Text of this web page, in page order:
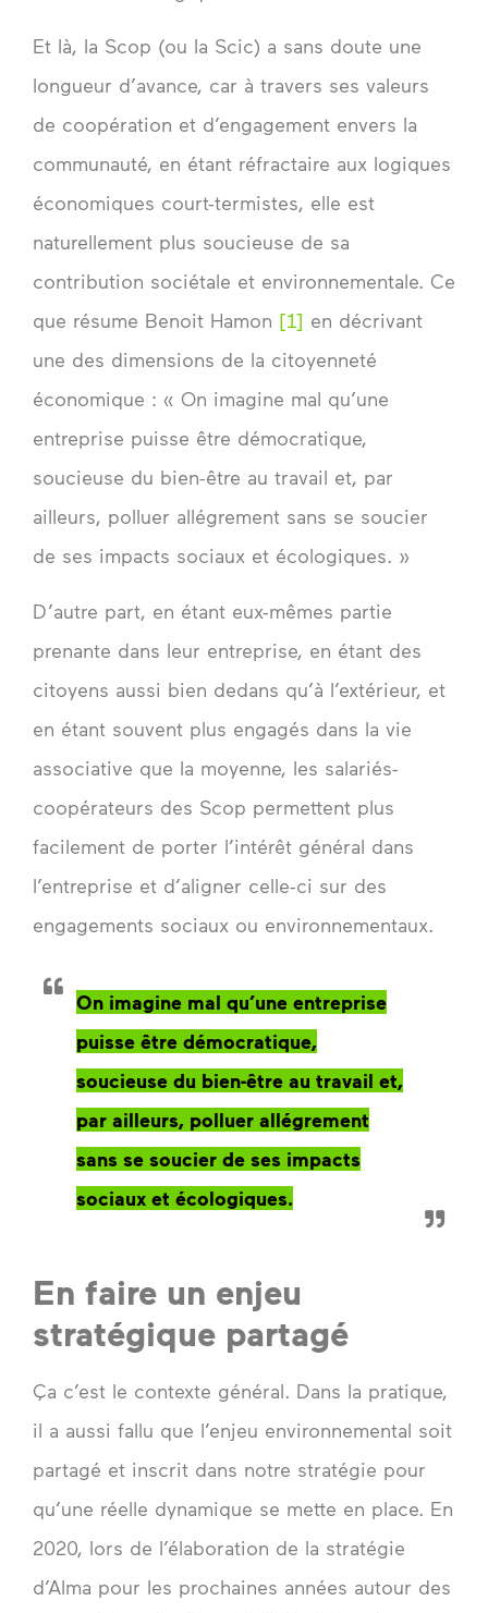
Et là, la Scop (ou la Scic) a sans doute une
longueur d’avance, car à travers ses valeurs
de coopération et d’engagement envers la
communauté, en étant réfractaire aux logiques
économiques court-termistes, elle est
naturellement plus soucieuse de sa
contribution sociétale et environnementale. Ce
que résume Benoit Hamon [1] en décrivant
une des dimensions de la citoyenneté
économique : « On imagine mal qu’une
entreprise puisse être démocratique,
soucieuse du bien-être au travail et, par
ailleurs, polluer allégrement sans se soucier
de ses impacts sociaux et écologiques. »
D’autre part, en étant eux-mêmes partie
prenante dans leur entreprise, en étant des
citoyens aussi bien dedans qu’à l’extérieur, et
en étant souvent plus engagés dans la vie
associative que la moyenne, les salariés-
coopérateurs des Scop permettent plus
facilement de porter l’intérêt général dans
l’entreprise et d’aligner celle-ci sur des
engagements sociaux ou environnementaux.
On imagine mal qu’une entreprise
puisse être démocratique,
soucieuse du bien-être au travail et,
par ailleurs, polluer allégrement
sans se soucier de ses impacts
sociaux et écologiques.
En faire un enjeu
stratégique partagé
Ça c’est le contexte général. Dans la pratique,
il a aussi fallu que l’enjeu environnemental soit
partagé et inscrit dans notre stratégie pour
qu’une réelle dynamique se mette en place. En
2020, lors de l’élaboration de la stratégie
d’Alma pour les prochaines années autour des